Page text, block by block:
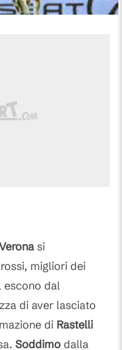
si
migliori dei
escono dal
di aver lasciato
di Rastelli
Soddimo dalla